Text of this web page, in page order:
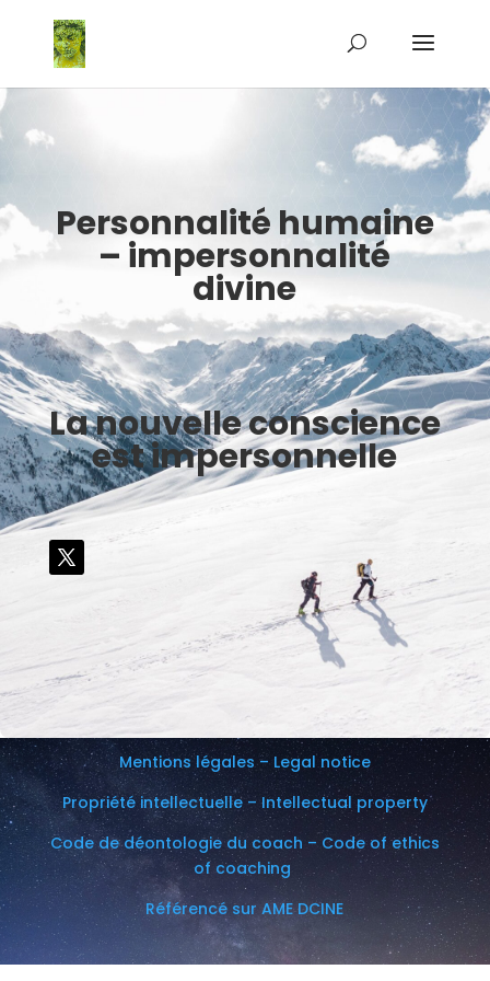
Personnalité humaine
– impersonnalité
divine
La nouvelle conscience
est impersonnelle
Mentions légales – Legal notice
Propriété intellectuelle – Intellectual property
Code de déontologie du coach – Code of ethics
of coaching
Référencé sur AME DCINE